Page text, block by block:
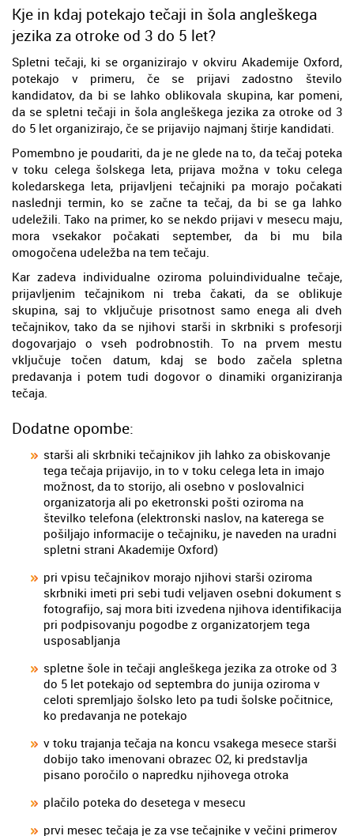
Kje in kdaj potekajo tečaji in šola angleškega
jezika za otroke od 3 do 5 let?
Spletni tečaji, ki se organizirajo v okviru Akademije Oxford,
potekajo v primeru, če se prijavi zadostno število
kandidatov, da bi se lahko oblikovala skupina, kar pomeni,
da se spletni tečaji in šola angleškega jezika za otroke od 3
do 5 let organizirajo, če se prijavijo najmanj štirje kandidati.
Pomembno je poudariti, da je ne glede na to, da tečaj poteka
v toku celega šolskega leta, prijava možna v toku celega
koledarskega leta, prijavljeni tečajniki pa morajo počakati
naslednji termin, ko se začne ta tečaj, da bi se ga lahko
udeležili. Tako na primer, ko se nekdo prijavi v mesecu maju,
mora vsekakor počakati september, da bi mu bila
omogočena udeležba na tem tečaju.
Kar zadeva individualne oziroma poluindividualne tečaje,
prijavljenim tečajnikom ni treba čakati, da se oblikuje
skupina, saj to vključuje prisotnost samo enega ali dveh
tečajnikov, tako da se njihovi starši in skrbniki s profesorji
dogovarjajo o vseh podrobnostih. To na prvem mestu
vključuje točen datum, kdaj se bodo začela spletna
predavanja i potem tudi dogovor o dinamiki organiziranja
tečaja.
Dodatne opombe:
starši ali skrbniki tečajnikov jih lahko za obiskovanje
tega tečaja prijavijo, in to v toku celega leta in imajo
možnost, da to storijo, ali osebno v poslovalnici
organizatorja ali po eketronski pošti oziroma na
številko telefona (elektronski naslov, na katerega se
pošiljajo informacije o tečajniku, je naveden na uradni
spletni strani Akademije Oxford)
pri vpisu tečajnikov morajo njihovi starši oziroma
skrbniki imeti pri sebi tudi veljaven osebni dokument s
fotografijo, saj mora biti izvedena njihova identifikacija
pri podpisovanju pogodbe z organizatorjem tega
usposabljanja
spletne šole in tečaji angleškega jezika za otroke od 3
do 5 let potekajo od septembra do junija oziroma v
celoti spremljajo šolsko leto pa tudi šolske počitnice,
ko predavanja ne potekajo
v toku trajanja tečaja na koncu vsakega mesece starši
dobijo tako imenovani obrazec O2, ki predstavlja
pisano poročilo o napredku njihovega otroka
plačilo poteka do desetega v mesecu
prvi mesec tečaja je za vse tečajnike v večini primerov